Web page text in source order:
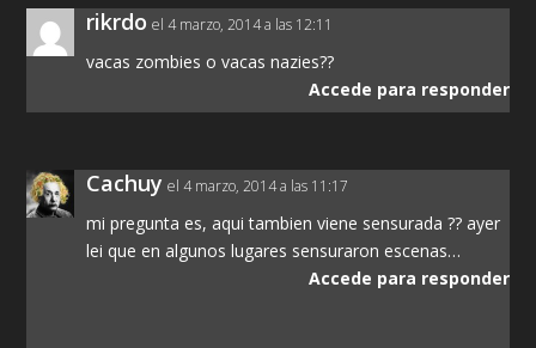
rikrdo el 4 marzo, 2014 a las 12:11
vacas zombies o vacas nazies??
Accede para responder
Cachuy el 4 marzo, 2014 a las 11:17
mi pregunta es, aqui tambien viene sensurada ?? ayer
lei que en algunos lugares sensuraron escenas…
Accede para responder